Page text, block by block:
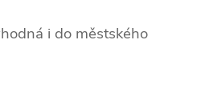
i do městského